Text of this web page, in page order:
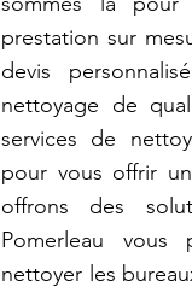
prestation sur
devis
nettoyage de
services de
pour vous offrir
offrons des
Pomerleau
nettoyer les